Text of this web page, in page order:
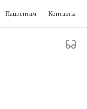
Пациентам Контакты